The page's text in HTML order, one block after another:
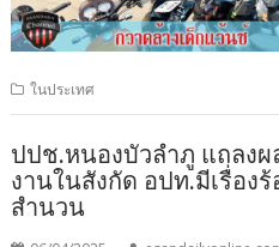
ในประเทศ
ปปช.หนองบัวลำภู แถลง
งานในสังกัด อปท.มีเรื่อง
สำนวน